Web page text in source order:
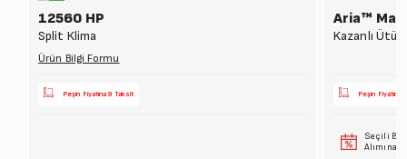
12560 HP
Split Klima
Ürün Bilgi Formu
Peşin Fiyatına 9 Taksit
Aria™
Kazanlı Ütü
Peşin Fiyatına
Seçili
Alımına